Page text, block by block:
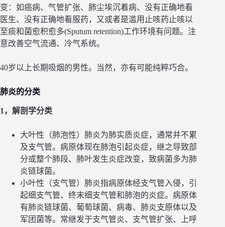
变：如癌病、气管扩张、肺尘埃沉着病、没有正确地看
医生、没有正确地看服药，又或者是滥用止咳药止咳以
至痰和菌愈积愈多(Sputum retention)工作环境有问题。注
意改善空气流通、冷气系统。
40岁以上长期吸烟的男性。当然，亦有可能纯粹巧合。
肺炎的分类
1，解剖学分类
大叶性（肺泡性）肺炎为肺实质炎症，通常并不累
及支气管。病原体现在肺泡引起炎症，继之导致部
分或整个肺段、肺叶发生炎症改变，致病菌多为肺
炎链球菌。
小叶性（支气管）肺炎指病原体经支气管入侵，引
起细支气管、终末细支气管和肺泡的炎症。病原体
有肺炎链球菌、葡萄球菌、病毒、肺炎支原体以及
军团菌等。常继发于支气管炎、支气管扩张、上呼